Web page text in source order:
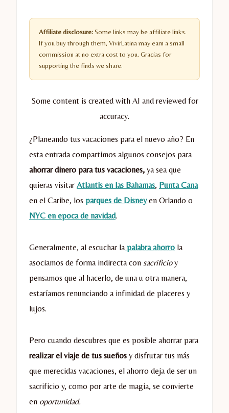
Affiliate disclosure: Some links may be affiliate links.
If you buy through them, VivirLatina may earn a small
commission at no extra cost to you. Gracias for
supporting the finds we share.
Some content is created with AI and reviewed for
accuracy.
¿Planeando tus vacaciones para el nuevo año? En
esta entrada compartimos algunos consejos para
ahorrar dinero para tus vacaciones, ya sea que
quieras visitar Atlantis en las Bahamas, Punta Cana
en el Caribe, los parques de Disneyen Orlando o
NYC en epoca de navidad.
Generalmente, al escuchar la palabra ahorro la
asociamos de forma indirecta con sacrificioy
pensamos que al hacerlo, de una u otra manera,
estaríamos renunciando a infinidad de placeres y
lujos.
Pero cuando descubres que es posible ahorrar para
realizar el viaje de tus sueños y disfrutar tus más
que merecidas vacaciones, el ahorro deja de ser un
sacrificio y, como por arte de magia, se convierte
en oportunidad.